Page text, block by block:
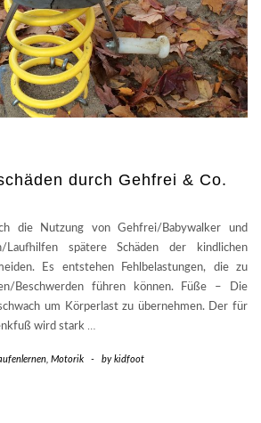
durch Gehfrei & Co.
die Nutzung von Gehfrei/Babywalker und
Laufhilfen spätere Schäden der kindlichen
Es entstehen Fehlbelastungen, die zu
Beschwerden führen können. Füße – Die
um Körperlast zu übernehmen. Der für
wird stark …
, Motorik - bykidfoot